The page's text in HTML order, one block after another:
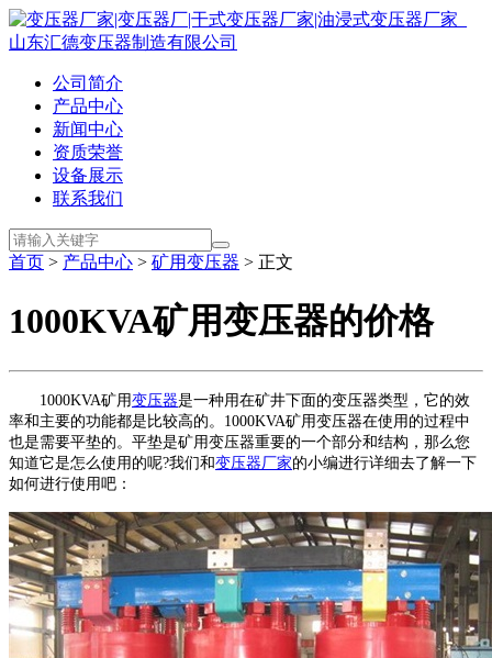
公司简介
产品中心
新闻中心
资质荣誉
设备展示
联系我们
首页 > 产品中心 > 矿用变压器 > 正文
1000KVA矿用变压器的价格
1000KVA矿用变压器是一种用在矿井下面的变压器类型，它的效
率和主要的功能都是比较高的。1000KVA矿用变压器在使用的过程中
也是需要平垫的。平垫是矿用变压器重要的一个部分和结构，那么您
知道它是怎么使用的呢?我们和变压器厂家的小编进行详细去了解一下
如何进行使用吧：